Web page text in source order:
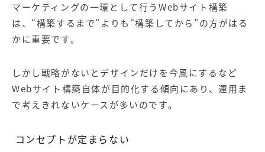
マーケティングの一環として行うWebサイト構築
は、 “構築するまで” よりも “構築してから ”の方がはる
かに重要です。
しかし戦略がないとデザインだけを今風にするなど
Webサイト構築自体が目的化する傾向にあり、運用ま
で考えきれないケースが多いのです。
コンセプトが定まらない